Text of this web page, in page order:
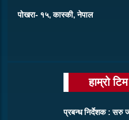
पोखरा- १५, कास्की, नेपाल
हाम्रो टिम
प्रबन्ध निर्देशक : सरु